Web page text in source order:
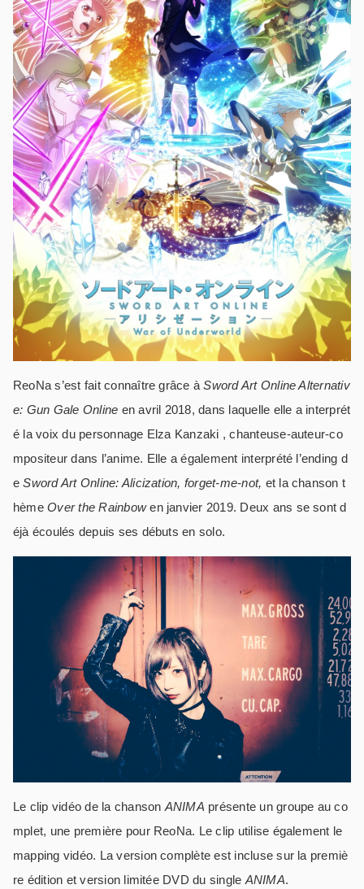
ReoNa s’est fait connaître grâce àSword Art Online Alternativ
e: Gun Gale Online en avril 2018, dans laquelle elle a interprét
é la voix du personnage Elza Kanzaki , chanteuse-auteur-co
mpositeur dans l’anime. Elle a également interprété l’ending d
eSword Art Online: Alicization, forget-me-not, et la chanson t
hèmeOver the Rainbowen janvier 2019. Deux ans se sont d
éjà écoulés depuis ses débuts en solo.
Le clip vidéo de la chanson ANIMA présente un groupe au co
mplet, une première pour ReoNa. Le clip utilise également le
mapping vidéo. La version complète est incluse sur la premiè
re édition et version limitée DVD du single ANIMA.